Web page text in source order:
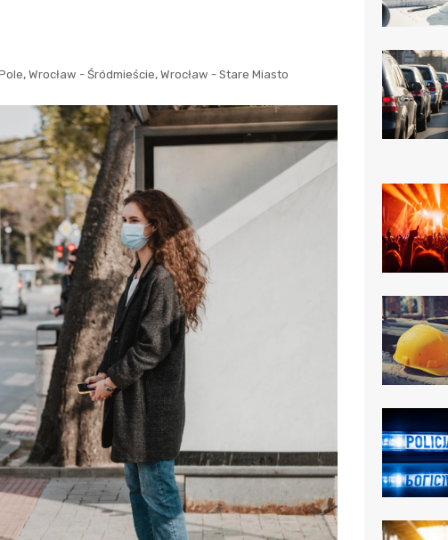
Adwokat
Fryzjer
Kino
, Wrocław - Śródmieście, Wrocław - Stare Miasto